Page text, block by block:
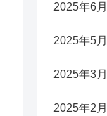
2025年6月
2025年5月
2025年3月
2025年2月